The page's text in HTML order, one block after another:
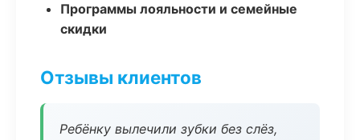
Программы лояльности и семейные
скидки
Отзывы клиентов
Ребёнку вылечили зубки без слёз,